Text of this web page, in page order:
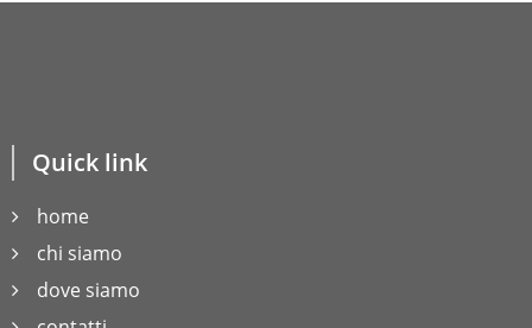
3425081234
SCRIVICI
Quick link
home
chi siamo
dove siamo